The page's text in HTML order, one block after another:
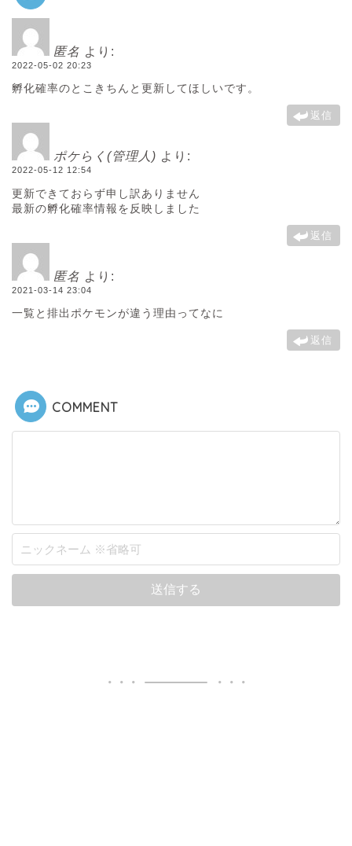
匿名 より:
2022-05-02 20:23
孵化確率のとこきちんと更新してほしいです。
返信
ポケらく(管理人) より:
2022-05-12 12:54
更新できておらず申し訳ありません
最新の孵化確率情報を反映しました
返信
匿名 より:
2021-03-14 23:04
一覧と排出ポケモンが違う理由ってなに
返信
COMMENT